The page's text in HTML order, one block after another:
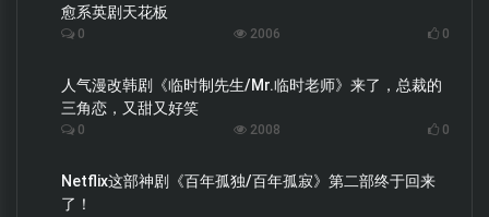
愈系英剧天花板
0 2006 0
人气漫改韩剧《临时制先生/Mr.临时老师》来了，总裁的
三角恋，又甜又好笑
0 2008 0
Netflix这部神剧《百年孤独/百年孤寂》第二部终于回来
了！